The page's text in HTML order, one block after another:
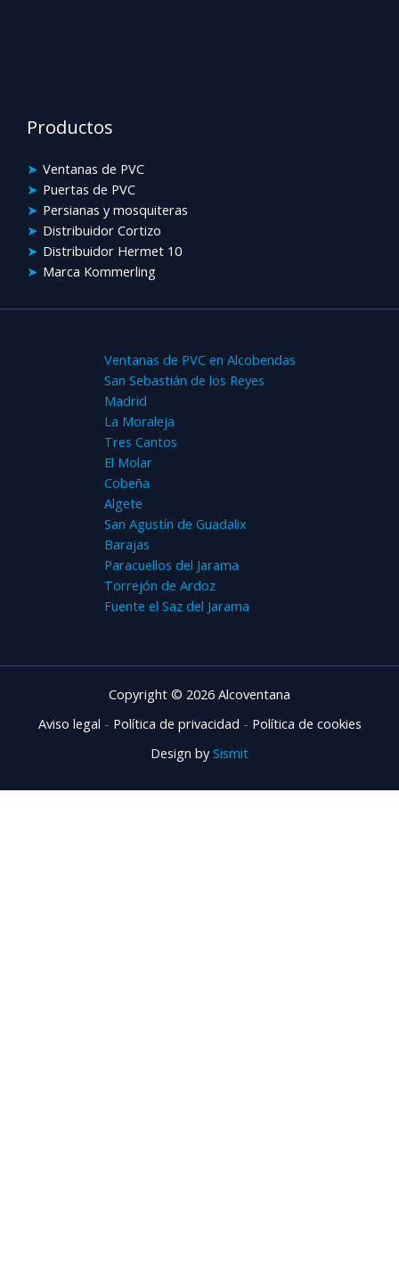
Productos
Ventanas de PVC
Puertas de PVC
Persianas y mosquiteras
Distribuidor Cortizo
Distribuidor Hermet 10
Marca Kommerling
Ventanas de PVC en Alcobendas
San Sebastián de los Reyes
Madrid
La Moraleja
Tres Cantos
El Molar
Cobeña
Algete
San Agustín de Guadalix
Barajas
Paracuellos del Jarama
Torrejón de Ardoz
Fuente el Saz del Jarama
Copyright © 2026 Alcoventana
Aviso legal - Política de privacidad - Política de cookies
Design bySismit